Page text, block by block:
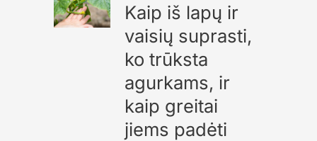
Kaip iš lapų ir
vaisių suprasti,
ko trūksta
agurkams, ir
kaip greitai
jiems padėti